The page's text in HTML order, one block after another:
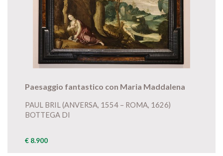
Paesaggio fantastico con Maria Maddalena
PAUL BRIL (ANVERSA, 1554 – ROMA, 1626)
BOTTEGA DI
€ 8.900